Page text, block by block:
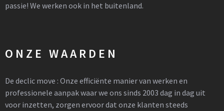
passie! We werken ook in het buitenland.
ONZE WAARDEN
De declic move : Onze efficiënte manier van werken en
professionele aanpak waar we ons sinds 2003 dag in dag uit
voor inzetten, zorgen ervoor dat onze klanten steeds